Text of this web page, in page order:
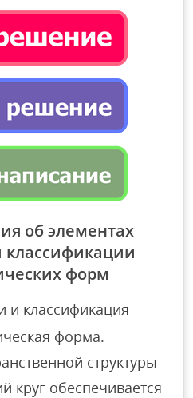
об элементах
форм
и классификация
форма.
структуры
круг обеспечивается